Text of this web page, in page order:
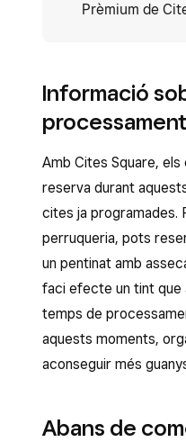
Prèmium de
Informació
processament
Amb Cites Square,
reserva durant
cites ja programades.
perruqueria, pots
un pentinat amb
faci efecte un tint que
temps de
aquests moments,
aconseguir més
Abans de